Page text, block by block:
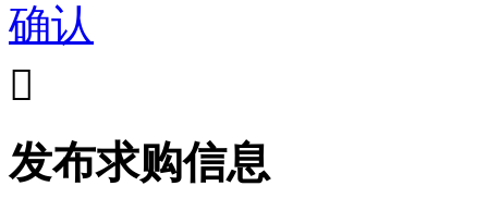
确认

发布求购信息